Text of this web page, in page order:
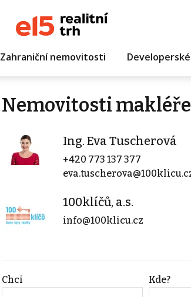
Zahraniční nemovitosti
Nemovitosti makléře
Ing. Eva Tuscherová
+420 773 137 377
100klíčů, a.s.
info@100klicu.cz
Chci Kde?